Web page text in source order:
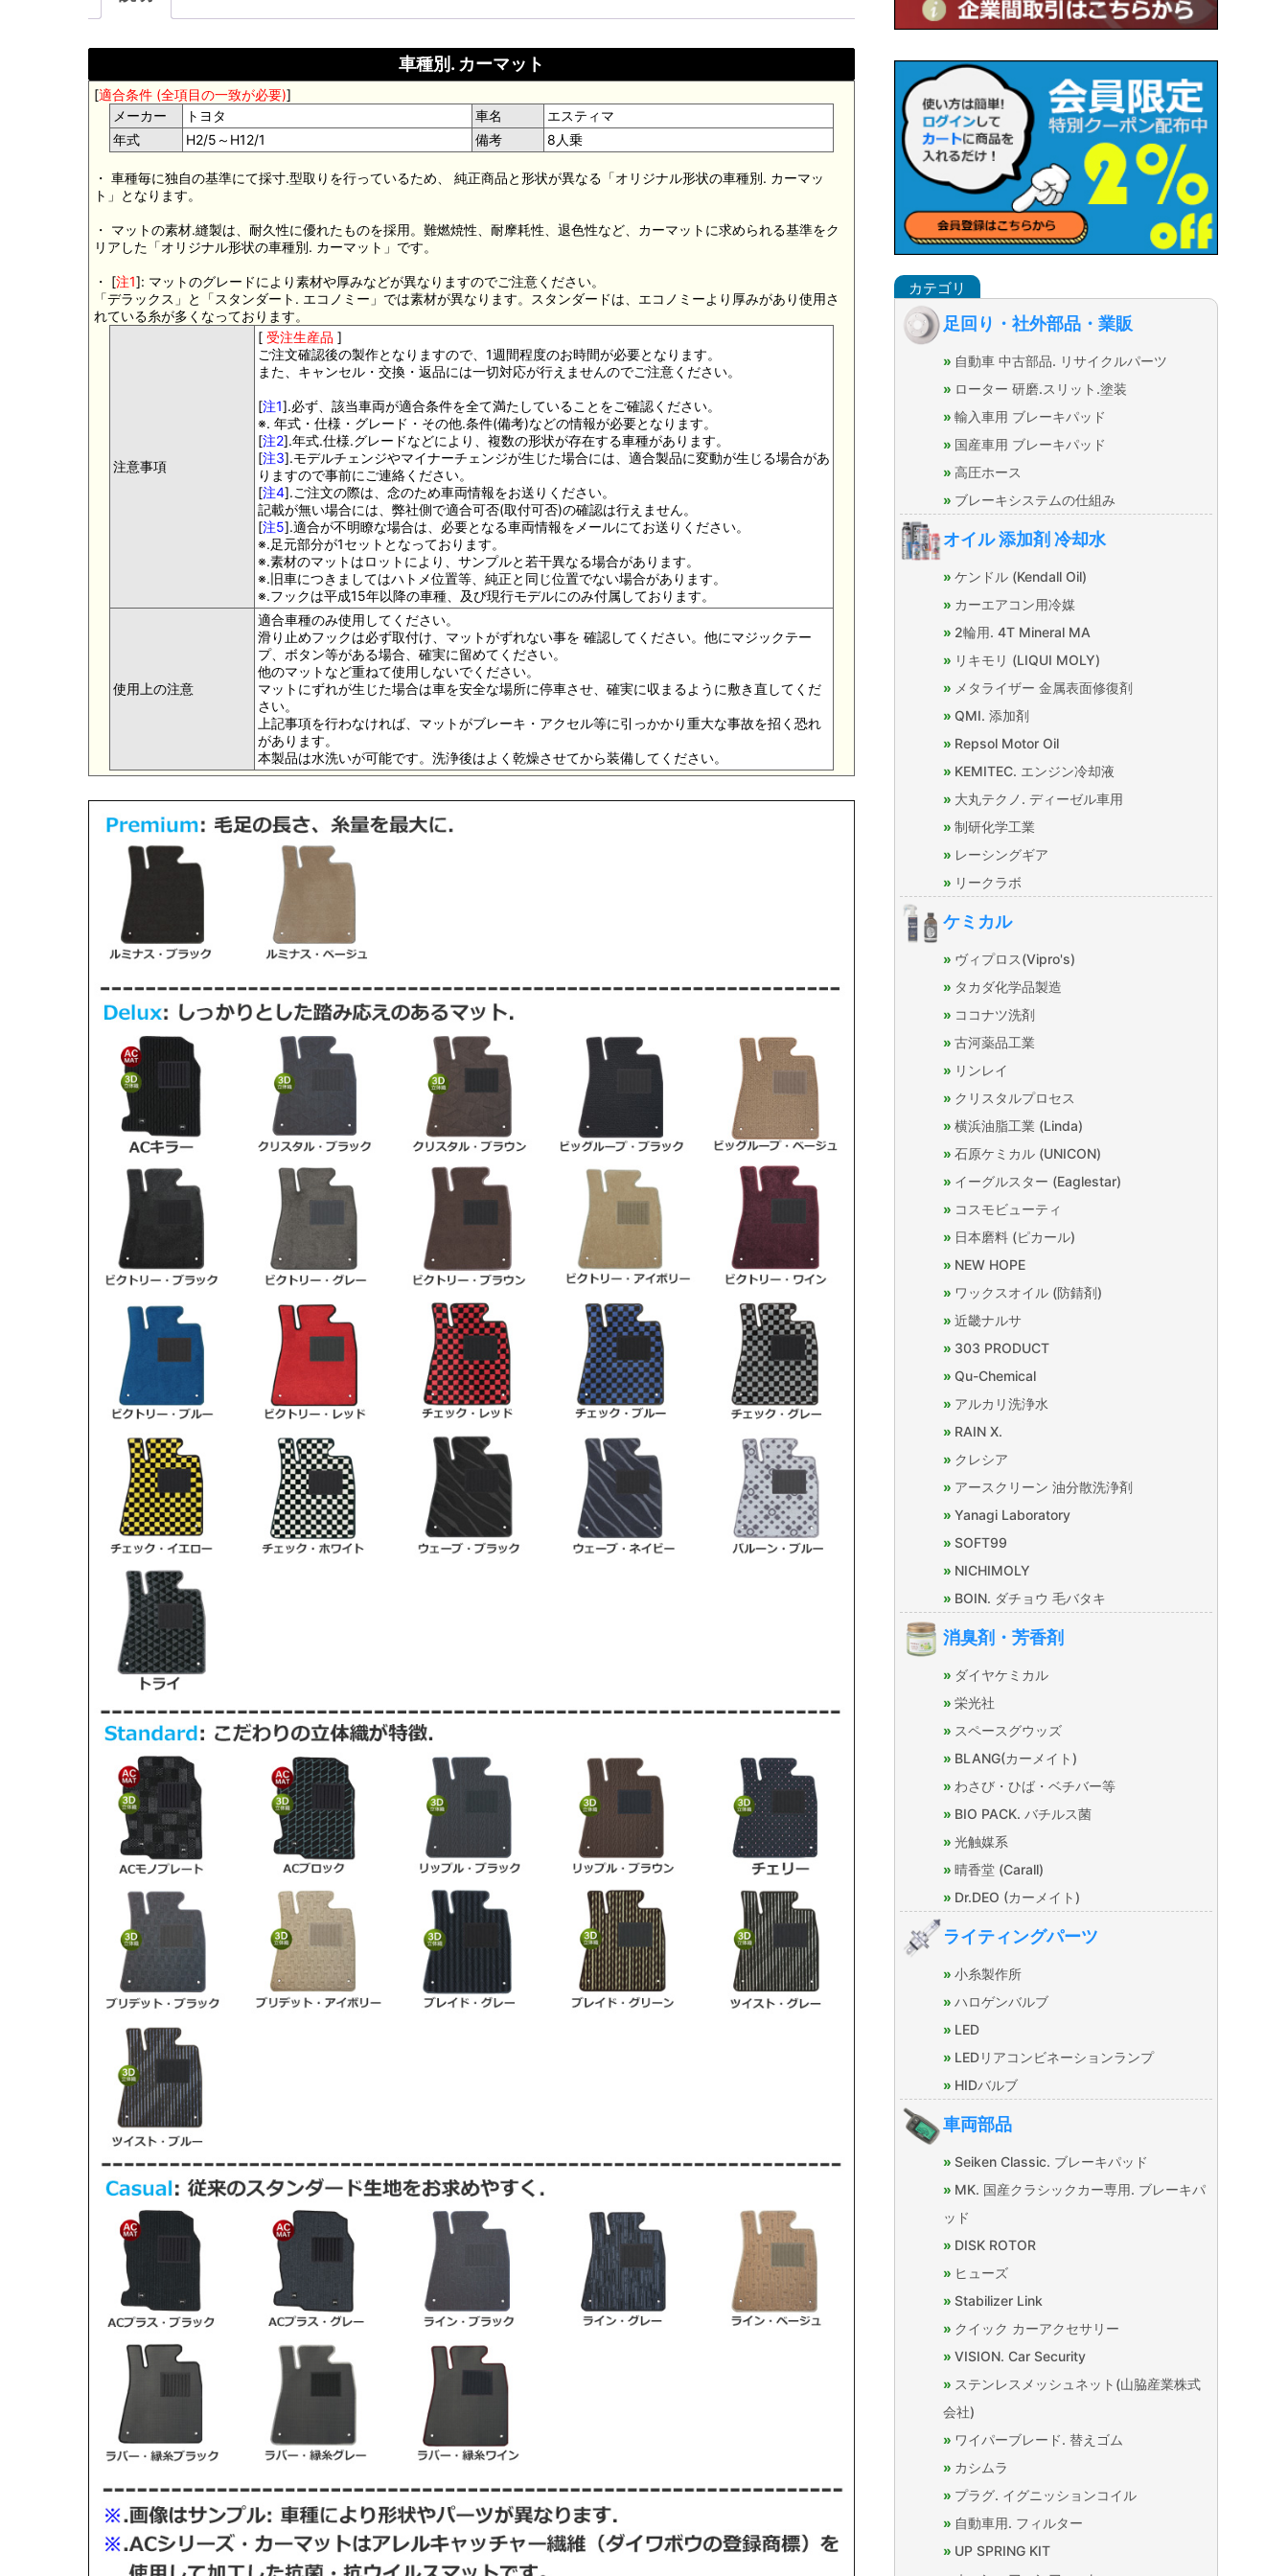
車種別. カーマット
[適合条件 (全項目の一致が必要)]
メーカー
トヨタ 車名
エスティマ
年式
H2/5～H12/1 備考 8人乗
・ 車種毎に独自の基準にて採寸.型取りを行っているため、 純正商品と形状が異なる「オリジナル形状の車種別. カーマッ
ト」となります。
・ マットの素材.縫製は、耐久性に優れたものを採用。難燃焼性、耐摩耗性、退色性など、カーマットに求められる基準をク
リアした「オリジナル形状の車種別. カーマット」です。
・ [注1]: マットのグレードにより素材や厚みなどが異なりますのでご注意ください。
「デラックス」と「スタンダート. エコノミー」では素材が異なります。スタンダードは、エコノミーより厚みがあり使用さ
れている糸が多くなっております。
注意事項
[ 受注生産品 ]
ご注文確認後の製作となりますので、1週間程度のお時間が必要となります。
また、キャンセル・交換・返品には一切対応が行えませんのでご注意ください。
[注1].必ず、該当車両が適合条件を全て満たしていることをご確認ください。
※. 年式・仕様・グレード・その他.条件(備考)などの情報が必要となります。
[注2].年式.仕様.グレードなどにより、複数の形状が存在する車種があります。
[注3].モデルチェンジやマイナーチェンジが生じた場合には、適合製品に変動が生じる場合があ
りますので事前にご連絡ください。
[注4].ご注文の際は、念のため車両情報をお送りください。
記載が無い場合には、弊社側で適合可否(取付可否)の確認は行えません。
[注5].適合が不明瞭な場合は、必要となる車両情報をメールにてお送りください。
※.足元部分が1セットとなっております。
※.素材のマットはロットにより、サンプルと若干異なる場合があります。
※.旧車につきましてはハトメ位置等、純正と同じ位置でない場合があります。
※.フックは平成15年以降の車種、及び現行モデルにのみ付属しております。
使用上の注意
適合車種のみ使用してください。
滑り止めフックは必ず取付け、マットがずれない事を 確認してください。他にマジックテー
プ、ボタン等がある場合、確実に留めてください。
他のマットなど重ねて使用しないでください。
マットにずれが生じた場合は車を安全な場所に停車させ、確実に収まるように敷き直してくだ
さい。
上記事項を行わなければ、マットがブレーキ・アクセル等に引っかかり重大な事故を招く恐れ
があります。
本製品は水洗いが可能です。洗浄後はよく乾燥させてから装備してください。
足回り・社外部品・業販
自動車 中古部品. リサイクルパーツ
ローター 研磨.スリット.塗装
輸入車用 ブレーキパッド
国産車用 ブレーキパッド
高圧ホース
ブレーキシステムの仕組み
オイル 添加剤 冷却水
ケンドル (Kendall Oil)
カーエアコン用冷媒
2輪用. 4T Mineral MA
リキモリ (LIQUI MOLY)
メタライザー 金属表面修復剤
QMI. 添加剤
Repsol Motor Oil
KEMITEC. エンジン冷却液
大丸テクノ. ディーゼル車用
制研化学工業
レーシングギア
リークラボ
ケミカル
ヴィプロス(Vipro's)
タカダ化学品製造
ココナツ洗剤
古河薬品工業
リンレイ
クリスタルプロセス
横浜油脂工業 (Linda)
石原ケミカル (UNICON)
イーグルスター (Eaglestar)
コスモビューティ
日本磨料 (ピカール)
NEW HOPE
ワックスオイル (防錆剤)
近畿ナルサ
303 PRODUCT
Qu-Chemical
アルカリ洗浄水
RAIN X.
クレシア
アースクリーン 油分散洗浄剤
Yanagi Laboratory
SOFT99
NICHIMOLY
BOIN. ダチョウ 毛バタキ
消臭剤・芳香剤
ダイヤケミカル
栄光社
スペースグウッズ
BLANG(カーメイト)
わさび・ひば・ベチバー等
BIO PACK. バチルス菌
光触媒系
晴香堂 (Carall)
Dr.DEO (カーメイト)
ライティングパーツ
小糸製作所
ハロゲンバルブ
LED
LEDリアコンビネーションランプ
HIDバルブ
車両部品
Seiken Classic. ブレーキパッド
MK. 国産クラシックカー専用. ブレーキパ
ッド
DISK ROTOR
ヒューズ
Stabilizer Link
クイック カーアクセサリー
VISION. Car Security
ステンレスメッシュネット(山脇産業株式
会社)
ワイパーブレード. 替えゴム
カシムラ
プラグ. イグニッションコイル
自動車用. フィルター
UP SPRING KIT